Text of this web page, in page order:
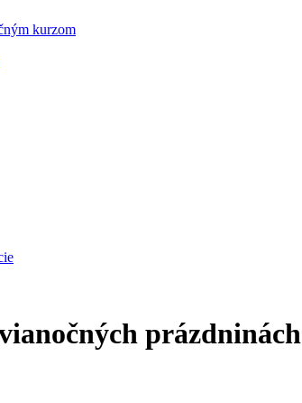
kurzom
prázdninách